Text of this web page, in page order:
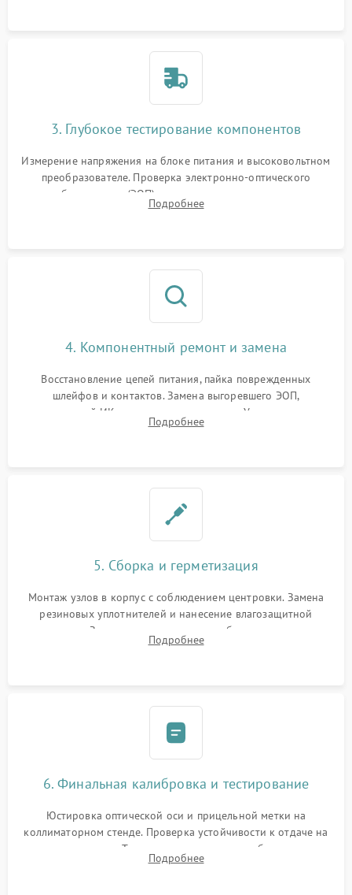
3. Глубокое тестирование компонентов
Измерение напряжения на блоке питания и высоковольтном
преобразователе. Проверка электронно-оптического
преобразователя (ЭОП) на стенде на предмет эмиссии,
шумов и засветок. Диагностика микросхем цифровых
Подробнее
4. Компонентный ремонт и замена
Восстановление цепей питания, пайка поврежденных
шлейфов и контактов. Замена выгоревшего ЭОП,
неисправной ИК-подсветки или матрицы. Ультразвуковая
очистка плат и удаление загрязнений с линз объектива и
Подробнее
5. Сборка и герметизация
Монтаж узлов в корпус с соблюдением центровки. Замена
резиновых уплотнителей и нанесение влагозащитной
смазки. Заполнение внутреннего объема прицела
осушенным азотом для предотвращения запотевания оптики
Подробнее
6. Финальная калибровка и тестирование
Юстировка оптической оси и прицельной метки на
коллиматорном стенде. Проверка устойчивости к отдаче на
ударном стенде. Тестирование качества изображения в
темноте, дальности обнаружения и корректной работы всех
Подробнее